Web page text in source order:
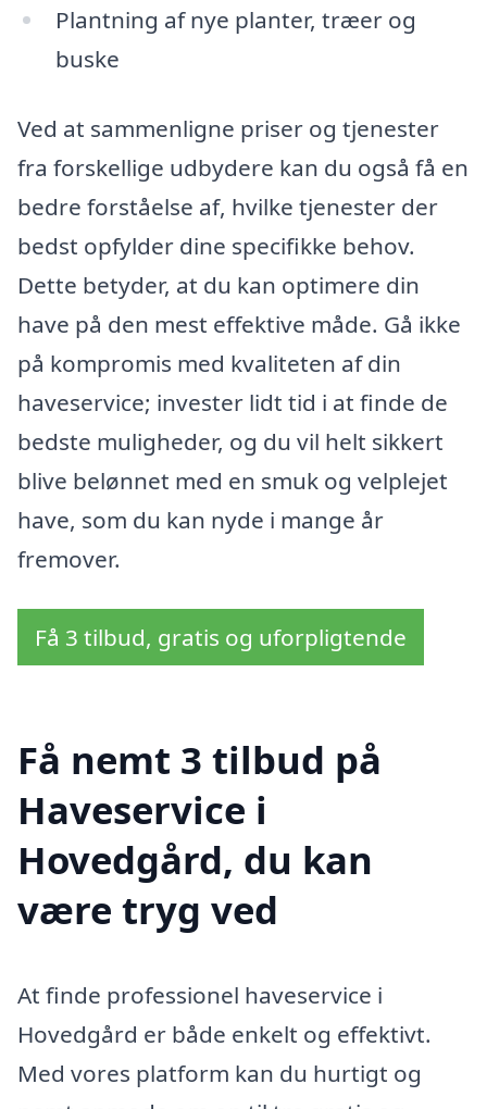
Plantning af nye planter, træer og
buske
Ved at sammenligne priser og tjenester
fra forskellige udbydere kan du også få en
bedre forståelse af, hvilke tjenester der
bedst opfylder dine specifikke behov.
Dette betyder, at du kan optimere din
have på den mest effektive måde. Gå ikke
på kompromis med kvaliteten af din
haveservice; invester lidt tid i at finde de
bedste muligheder, og du vil helt sikkert
blive belønnet med en smuk og velplejet
have, som du kan nyde i mange år
fremover.
Få 3 tilbud, gratis og uforpligtende
Få nemt 3 tilbud på
Haveservice i
Hovedgård, du kan
være tryg ved
At finde professionel haveservice i
Hovedgård er både enkelt og effektivt.
Med vores platform kan du hurtigt og